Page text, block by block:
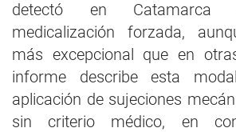
detectó en Catamarca
medicalización forzada,
más excepcional que en
informe describe esta
aplicación de sujeciones
sin criterio médico, en